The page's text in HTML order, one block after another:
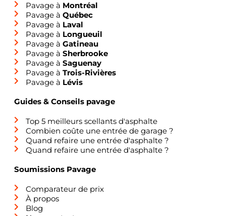
Pavage à Montréal
Pavage à Québec
Pavage à Laval
Pavage à Longueuil
Pavage à Gatineau
Pavage à Sherbrooke
Pavage à Saguenay
Pavage à Trois-Rivières
Pavage à Lévis
Guides & Conseils pavage
Top 5 meilleurs scellants d'asphalte
Combien coûte une entrée de garage ?
Quand refaire une entrée d'asphalte ?
Quand refaire une entrée d'asphalte ?
Soumissions Pavage
Comparateur de prix
À propos
Blog